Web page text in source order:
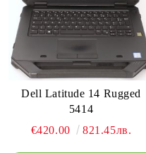
Dell Latitude 14 Rugged
5414
€420.00
821.45лв.